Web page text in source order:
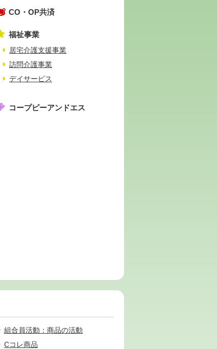
CO・OP共済
福祉事業
居宅介護支援事業
訪問介護事業
デイサービス
コープピーアンドエス
組合員活動：商品の活動
Cコレ商品